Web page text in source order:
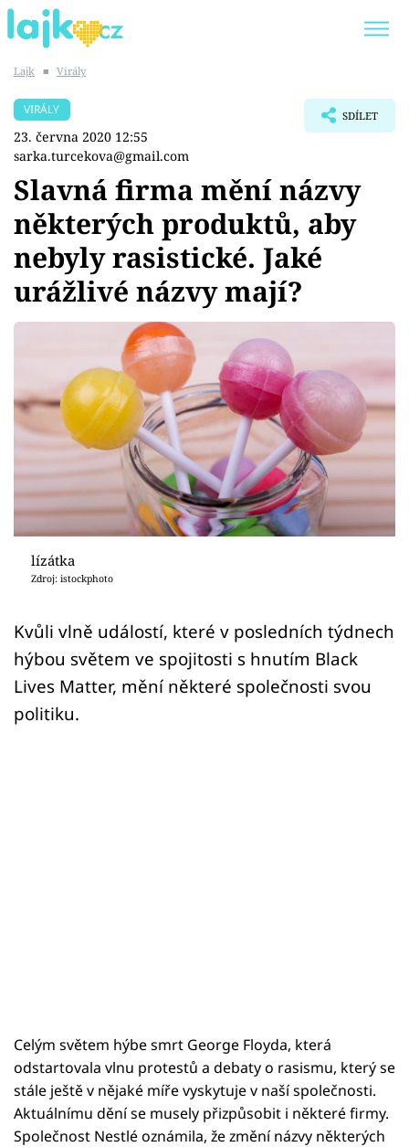
SHOPAHOLICADEL
Témata
Showbyznys
Youtubeři
Virály
Sex a vztahy
Sledujte prima+
Přihlášení
Sledujte nás
Lajk ■ Virály
VIRÁLY
23. června 2020 12:55
sarka.turcekova@gmail.com
SDÍLET
Slavná firma mění názvy
některých produktů, aby
nebyly rasistické. Jaké
urážlivé názvy mají?
lízátka
Zdroj: istockphoto
Kvůli vlně událostí, které v posledních týdnech
hýbou světem ve spojitosti s hnutím Black
Lives Matter, mění některé společnosti svou
politiku.
Celým světem hýbe smrt George Floyda, která
odstartovala vlnu protestů a debaty o rasismu, který se
stále ještě v nějaké míře vyskytuje v naší společnosti.
Aktuálnímu dění se musely přizpůsobit i některé firmy.
Společnost Nestlé oznámila, že změní názvy některých